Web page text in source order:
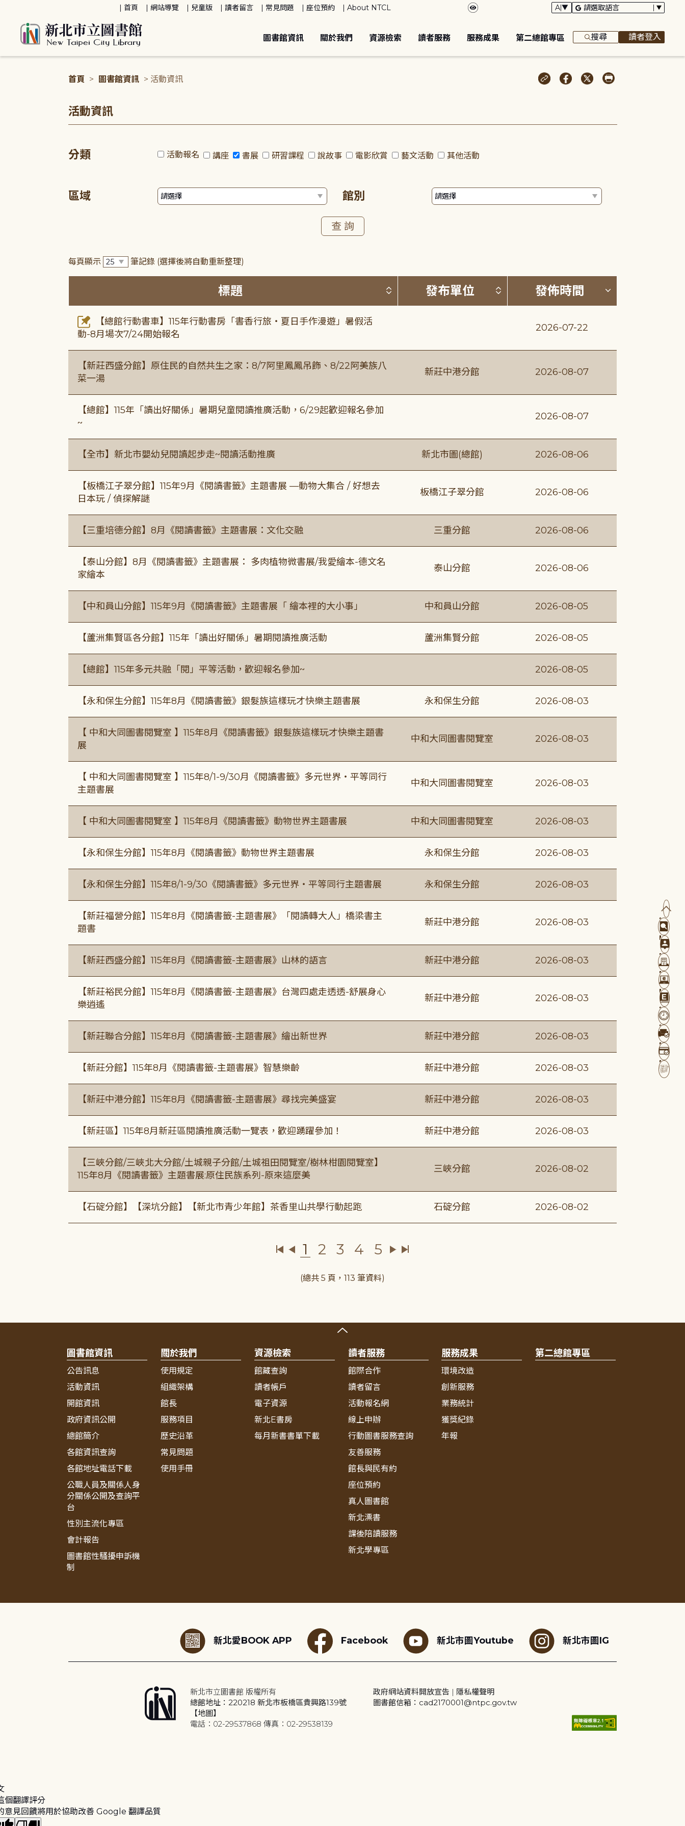
首頁 網站導覽 兒童版 讀者留言 常見問題 座位預約 About NTCL
圖書館資訊 關於我們 資源檢索 讀者服務 服務成果 第二總館專區 搜尋 讀者登入
首頁 > 圖書館資訊 > 活動資訊
活動資訊
分類 活動報名 講座 書展 研習課程 說故事 電影欣賞 藝文活動 其他活動
區域 館別
每頁顯示 筆記錄 (選擇後將自動重新整理)
標題 按標題排序 (升降冪)
發布單位 按發布單位排序 (升降冪)
發佈時間 按發佈時間
【總館行動書車】115年行動書房「書香行旅・夏日手作漫遊」暑假活
動-8月場次7/24開始報名
2026-07-22
【新莊西盛分館】原住民的自然共生之家：8/7阿里鳳鳳吊飾、8/22阿美族八
菜一湯
新莊中港分館 2026-08-07
【總館】115年「讀出好關係」暑期兒童閱讀推廣活動，6/29起歡迎報名參加
~
2026-08-07
【全市】新北市嬰幼兒閱讀起步走~閱讀活動推廣 新北市圖(總館) 2026-08-06
【板橋江子翠分館】115年9月《閱讀書籤》主題書展 —動物大集合 / 好想去
日本玩 / 偵探解謎
板橋江子翠分館 2026-08-06
【三重培德分館】8月《閱讀書籤》主題書展：文化交融 三重分館 2026-08-06
【泰山分館】8月《閱讀書籤》主題書展： 多肉植物微書展/我愛繪本-德文名
家繪本
泰山分館 2026-08-06
【中和員山分館】115年9月《閱讀書籤》主題書展「 繪本裡的大小事」 中和員山分館 2026-08-05
【蘆洲集賢區各分館】115年「讀出好關係」暑期閱讀推廣活動 蘆洲集賢分館 2026-08-05
【總館】115年多元共融「閱」平等活動，歡迎報名參加~ 2026-08-05
【永和保生分館】115年8月《閱讀書籤》銀髮族這樣玩才快樂主題書展 永和保生分館 2026-08-03
【 中和大同圖書閱覽室 】115年8月《閱讀書籤》銀髮族這樣玩才快樂主題書
展
中和大同圖書閱覽室 2026-08-03
【 中和大同圖書閱覽室 】115年8/1-9/30月《閱讀書籤》多元世界・平等同行
主題書展
中和大同圖書閱覽室 2026-08-03
【 中和大同圖書閱覽室 】115年8月《閱讀書籤》動物世界主題書展 中和大同圖書閱覽室 2026-08-03
【永和保生分館】115年8月《閱讀書籤》動物世界主題書展 永和保生分館 2026-08-03
【永和保生分館】115年8/1-9/30《閱讀書籤》多元世界・平等同行主題書展 永和保生分館 2026-08-03
【新莊福營分館】115年8月《閱讀書籤-主題書展》「閱讀轉大人」橋梁書主
題書
新莊中港分館 2026-08-03
【新莊西盛分館】115年8月《閱讀書籤-主題書展》山林的語言 新莊中港分館 2026-08-03
【新莊裕民分館】115年8月《閱讀書籤-主題書展》台灣四處走透透-舒展身心
樂逍遙
新莊中港分館 2026-08-03
【新莊聯合分館】115年8月《閱讀書籤-主題書展》繪出新世界 新莊中港分館 2026-08-03
【新莊分館】115年8月《閱讀書籤-主題書展》智慧樂齡 新莊中港分館 2026-08-03
【新莊中港分館】115年8月《閱讀書籤-主題書展》尋找完美盛宴 新莊中港分館 2026-08-03
【新莊區】115年8月新莊區閱讀推廣活動一覽表，歡迎踴躍參加！ 新莊中港分館 2026-08-03
【三峽分館/三峽北大分館/土城親子分館/土城祖田閱覽室/樹林柑園閱覽室】
115年8月《閱讀書籤》主題書展:原住民族系列-原來這麼美
三峽分館 2026-08-02
【石碇分館】【深坑分館】【新北市青少年館】茶香里山共學行動起跑 石碇分館 2026-08-02
1 2 3 4 5
(總共 5 頁，113 筆資料)
圖書館資訊
公告訊息
活動資訊
開館資訊
政府資訊公開
總館簡介
各館資訊查詢
各館地址電話下載
公職人員及關係人身
分關係公開及查詢平
台
性別主流化專區
會計報告
圖書館性騷擾申訴機
制
關於我們
使用規定
組織架構
館長
服務項目
歷史沿革
常見問題
使用手冊
資源檢索
館藏查詢
讀者帳戶
電子資源
新北E書房
每月新書書單下載
讀者服務
館際合作
讀者留言
活動報名網
線上申辦
行動圖書服務查詢
友善服務
館長與民有約
座位預約
真人圖書館
新北漂書
課後陪讀服務
新北學專區
服務成果
環境改造
創新服務
業務統計
獲獎紀錄
年報
第二總館專區
新北愛BOOK APP Facebook 新北市圖Youtube 新北市圖IG
新北市立圖書館 版權所有
總館地址：220218 新北市板橋區貴興路139號
【地圖】
電話：02-29537868 傳真：02-29538139
政府網站資料開放宣告 | 隱私權聲明
圖書館信箱：cad2170001@ntpc.gov.tw
個翻譯評分
意見回饋將用於協助改善 Google 翻譯品質